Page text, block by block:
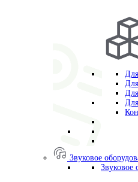
Звуковое
Звуковое